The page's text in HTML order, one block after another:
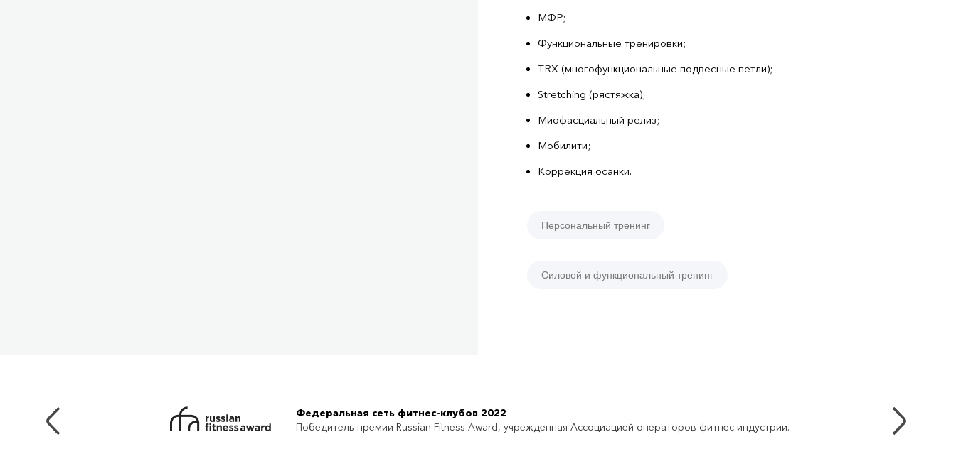
МФР;
Функциональные тренировки;
TRX (многофункциональные подвесные петли);
Stretching (рястяжка);
Миофасциальный релиз;
Мобилити;
Коррекция осанки.
Персональный тренинг
Силовой и функциональный тренинг
Федеральная сеть фитнес-клубов 2022
Победитель премии Russian Fitness Award, учрежденная Ассоциацией операторов фитнес-индустрии.